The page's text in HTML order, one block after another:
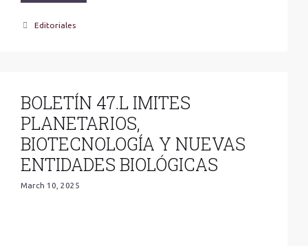
Categories
Editoriales
BOLETÍN 47.L IMITES
PLANETARIOS,
BIOTECNOLOGÍA Y NUEVAS
ENTIDADES BIOLÓGICAS
March 10, 2025